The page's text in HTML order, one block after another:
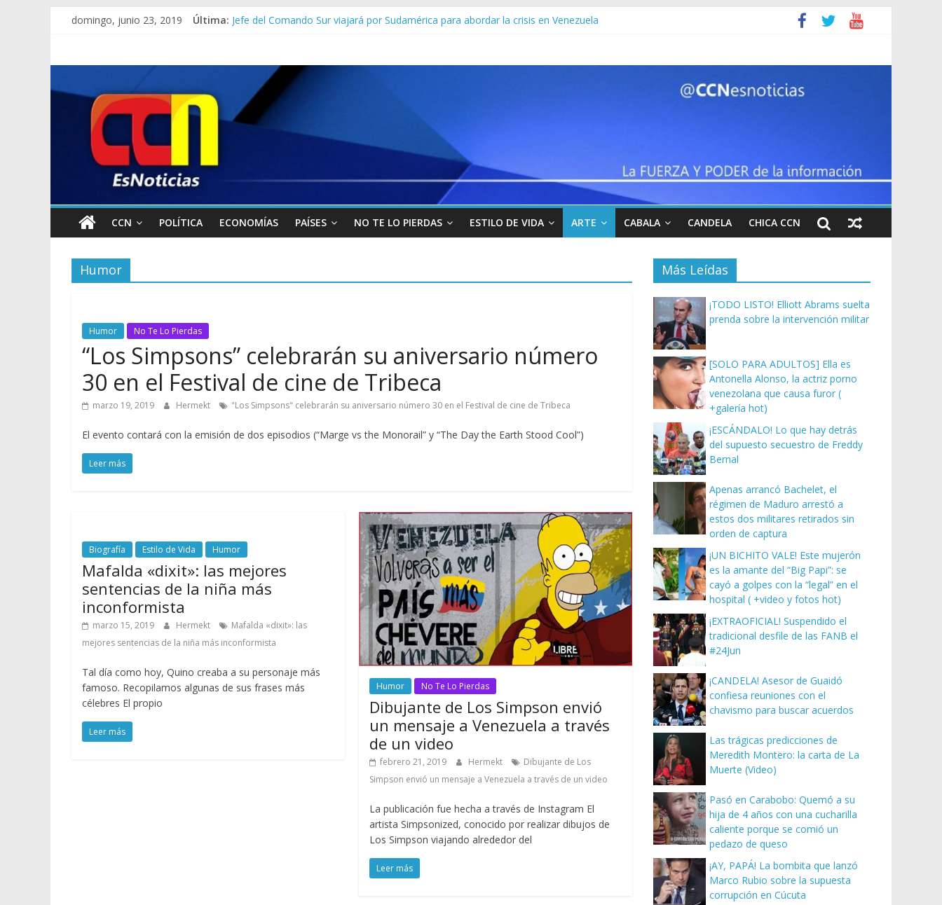
domingo, junio 23, 2019 Última: Corpoelec apuesta por un Frankenstein para el Zulia
Jefe del Comando Sur viajará por Sudamérica para abordar la crisis en Venezuela
Lo que se sabe de los militares y funcionarios del Cicpc detenidos en las últimas horas
CCN POLÍTICA ECONOMÍAS PAÍSES NO TE LO PIERDAS ESTILO DE VIDA ARTE CABALA CANDELA CHICA CCN
Humor
Humor No Te Lo Pierdas
“Los Simpsons” celebrarán su aniversario número
30 en el Festival de cine de Tribeca
marzo 19, 2019 Hermekt "Los Simpsons" celebrarán su aniversario número 30 en el Festival de cine de Tribeca
El evento contará con la emisión de dos episodios (“Marge vs the Monorail” y “The Day the Earth Stood Cool”)
Leer más
Biografía Estilo de Vida Humor
Mafalda «dixit»: las mejores
sentencias de la niña más
inconformista
marzo 15, 2019 Hermekt
Mafalda «dixit»: las
mejores sentencias de la niña más inconformista
Tal día como hoy, Quino creaba a su personaje más
famoso. Recopilamos algunas de sus frases más
célebres El propio
Leer más
Humor No Te Lo Pierdas
Dibujante de Los Simpson envió
un mensaje a Venezuela a través
de un video
febrero 21, 2019 Hermekt
Dibujante de Los
Simpson envió un mensaje a Venezuela a través de un video
La publicación fue hecha a través de Instagram El
artista Simpsonized, conocido por realizar dibujos de
Los Simpson viajando alrededor del
Leer más
Más Leídas
¡TODO LISTO! Elliott Abrams suelta
prenda sobre la intervención militar
[SOLO PARA ADULTOS] Ella es
Antonella Alonso, la actriz porno
venezolana que causa furor (
+galería hot)
¡ESCÁNDALO! Lo que hay detrás
del supuesto secuestro de Freddy
Bernal
Apenas arrancó Bachelet, el
régimen de Maduro arrestó a
estos dos militares retirados sin
orden de captura
¡UN BICHITO VALE! Este mujerón
es la amante del “Big Papi”: se
cayó a golpes con la “legal” en el
hospital ( +video y fotos hot)
¡EXTRAOFICIAL! Suspendido el
tradicional desfile de las FANB el
#24Jun
¡CANDELA! Asesor de Guaidó
confiesa reuniones con el
chavismo para buscar acuerdos
Las trágicas predicciones de
Meredith Montero: la carta de La
Muerte (Video)
Pasó en Carabobo: Quemó a su
hija de 4 años con una cucharilla
caliente porque se comió un
pedazo de queso
¡AY, PAPÁ! La bombita que lanzó
Marco Rubio sobre la supuesta
corrupción en Cúcuta